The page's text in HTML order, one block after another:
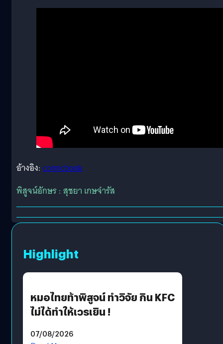
อ้างอิง: comicbook
พิสูจน์อักษร : สุชยา เกษจำรัส
Highlight
หมอไทยท้าพิสูจน์ ทำวิจัย กิน KFC
ไม่ได้ทำให้เวรเยิน !
07/08/2026